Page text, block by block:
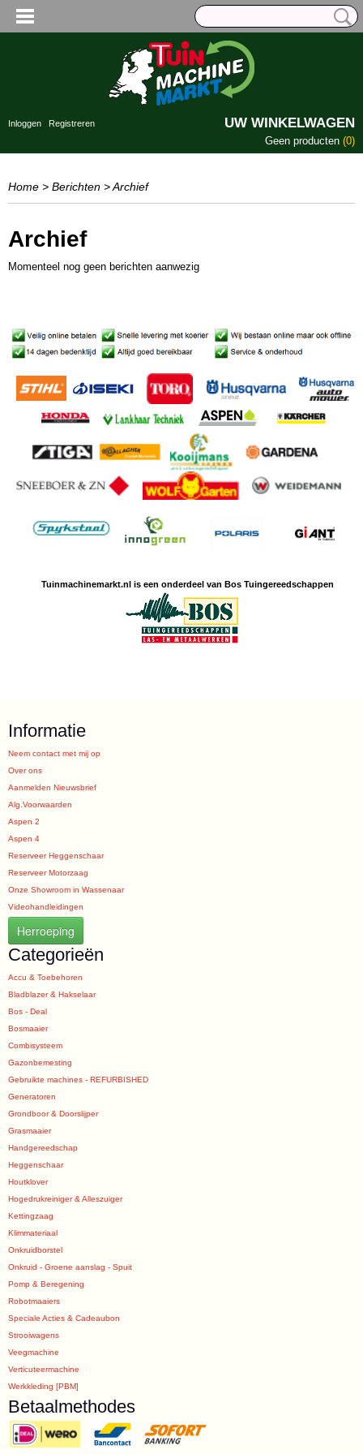
Inloggen Registreren UW WINKELWAGEN
Geen producten (0)
Home > Berichten > Archief
Archief
Momenteel nog geen berichten aanwezig
Tuinmachinemarkt.nl is een onderdeel van Bos Tuingereedschappen
Informatie
Neem contact met mij op
Over ons
Aanmelden Nieuwsbrief
Alg.Voorwaarden
Aspen 2
Aspen 4
Reserveer Heggenschaar
Reserveer Motorzaag
Onze Showroom in Wassenaar
Videohandleidingen
Herroeping
Categorieën
Accu & Toebehoren
Bladblazer & Hakselaar
Bos - Deal
Bosmaaier
Combisysteem
Gazonbemesting
Gebruikte machines - REFURBISHED
Generatoren
Grondboor & Doorslijper
Grasmaaier
Handgereedschap
Heggenschaar
Houtklover
Hogedrukreiniger & Alleszuiger
Kettingzaag
Klimmateriaal
Onkruidborstel
Onkruid - Groene aanslag - Spuit
Pomp & Beregening
Robotmaaiers
Speciale Acties & Cadeaubon
Strooiwagens
Veegmachine
Verticuteermachine
Werkkleding [PBM]
Betaalmethodes